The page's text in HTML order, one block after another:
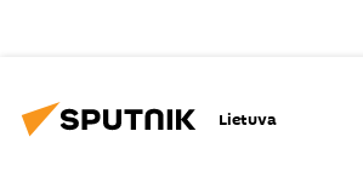
Lietuva